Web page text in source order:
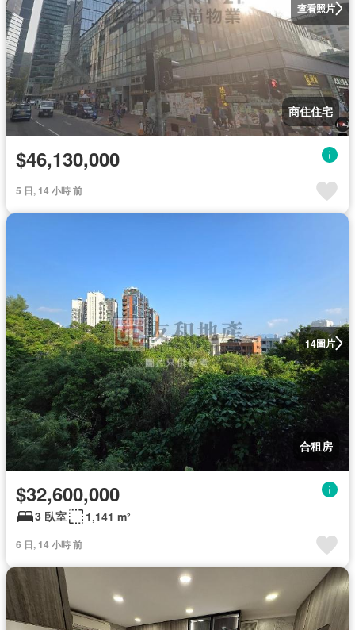
查看照片
商住住宅
$46,130,000
5 日, 14 小時 前
14圖片
合租房
$32,600,000
3 臥室 1,141 m²
6 日, 14 小時 前